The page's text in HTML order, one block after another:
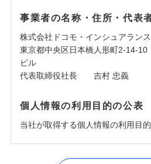
事業者の名称・住所・代表
株式会社ドコモ・インシュアランス
東京都中央区日本橋人形町2-14-
ビル
代表取締役社長 吉村 忠義
個人情報の利用目的の公表
当社が取得する個人情報の利用目